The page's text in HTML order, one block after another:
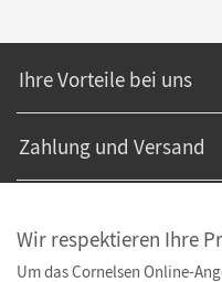
Ihre Vorteile bei uns
Zahlung und Versand
Wir respektieren Ihre
Um das Cornelsen Online-